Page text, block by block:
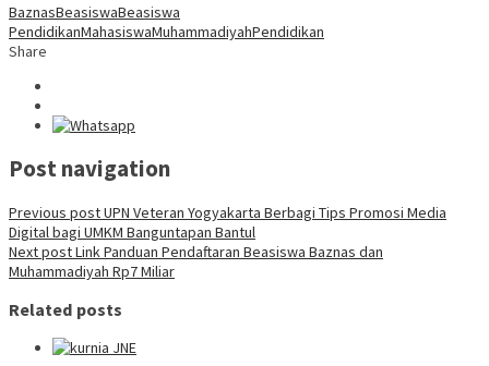
BaznasBeasiswaBeasiswa
PendidikanMahasiswaMuhammadiyahPendidikan
Share
Post navigation
Previous postUPN Veteran Yogyakarta Berbagi Tips Promosi Media
Digital bagi UMKM Banguntapan Bantul
Next postLink Panduan Pendaftaran Beasiswa Baznas dan
Muhammadiyah Rp7 Miliar
Related posts